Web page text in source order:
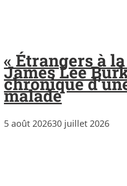
« Étrangers à
James Lee
chronique
malade
5 août 202630 juillet 2026